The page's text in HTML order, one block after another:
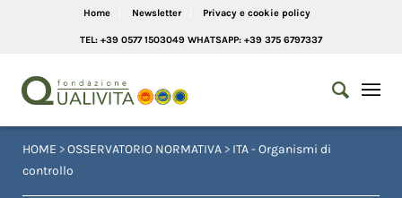
Home Newsletter Privacy e cookie policy
TEL: +39 0577 1503049 WHATSAPP: +39 375 6797337
HOME >OSSERVATORIO NORMATIVA > ITA - Organismi di
controllo